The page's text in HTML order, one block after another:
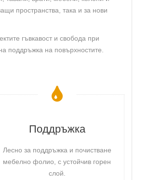
пространства, така и за нови
гъвкавост и свобода при
поддръжка на повърхностите.
Поддръжка
Лесно за поддръжка и почистване
мебелно фолио, с устойчив горен
слой.